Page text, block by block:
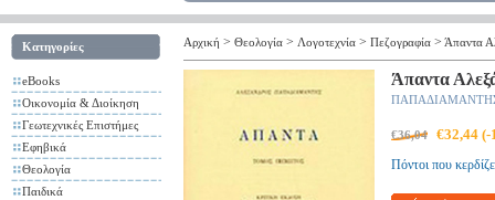
Κατηγορίες
eBooks
Οικονομία & Διοίκηση
Γεωτεχνικές Επιστήμες
Εφηβικά
Θεολογία
Παιδικά
Αρχική > Θεολογία > Λογοτεχνία > Πεζογραφία > Άπαντα
Άπαντα
€36,04 €32,44
Πόντοι που